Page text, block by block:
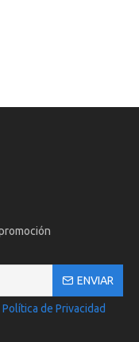
ENVIAR
Política de Privacidad